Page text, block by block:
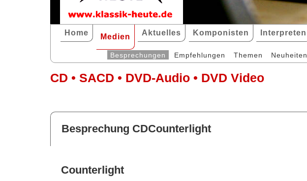
Home Medien Aktuelles Komponisten Interpreten
Besprechungen Empfehlungen Themen Neuheiten
CD • SACD • DVD-Audio • DVD Video
Besprechung CDCounterlight
Counterlight